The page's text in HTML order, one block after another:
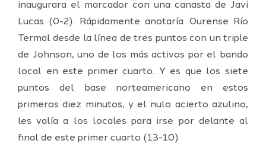
inaugurara el marcador con una canasta de Javi
Lucas (0-2). Rápidamente anotaría Ourense Río
Termal desde la línea de tres puntos con un triple
de Johnson, uno de los más activos por el bando
local en este primer cuarto. Y es que los siete
puntos del base norteamericano en estos
primeros diez minutos, y el nulo acierto azulino,
les valía a los locales para irse por delante al
final de este primer cuarto (13-10).